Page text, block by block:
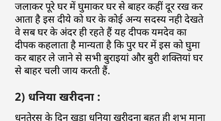
जलाकर पूरे घर में घुमाकर घर से बाहर कहीं दूर रख कर
आता है इस दीये को घर के कोई अन्य सदस्य नही देखते
वे सब घर के अंदर ही रहते हैं यह दीपक यमदेव का
दीपक कहलाता है मान्यता है कि पुर घर में इस को घुमा
कर बाहर ले जाने से सभी बुराइयां और बुरी शक्तियां घर
से बाहर चली जाय करती हैं.
2) धनिया खरीदना :
धनतेरस के दिन खड़ा धनिया खरीदना बहुत ही शुभ माना